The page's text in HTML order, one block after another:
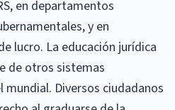
en departamentos
y en
lucro. La educación jurídica
de otros sistemas
mundial. Diversos ciudadanos